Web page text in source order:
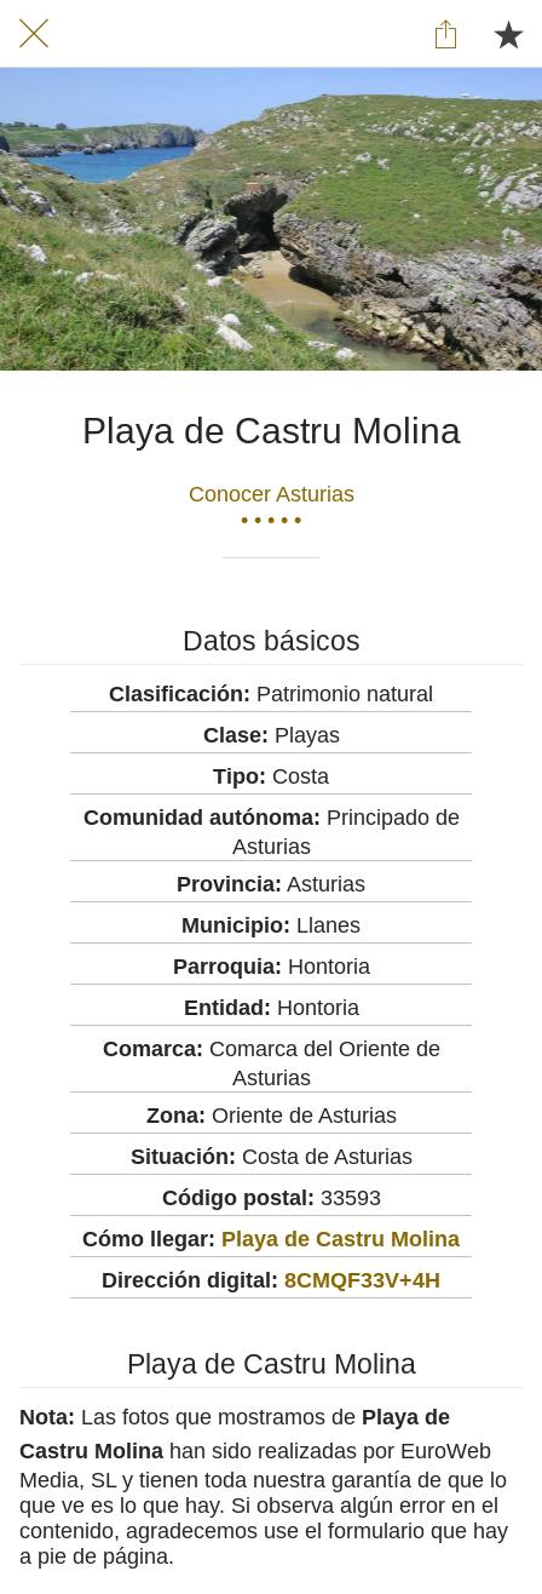
Playa de Castru Molina
Conocer Asturias
• • • • •
Datos básicos
Clasificación: Patrimonio natural
Clase: Playas
Tipo: Costa
Comunidad autónoma: Principado de
Asturias
Provincia: Asturias
Municipio: Llanes
Parroquia: Hontoria
Entidad: Hontoria
Comarca: Comarca del Oriente de
Asturias
Zona: Oriente de Asturias
Situación: Costa de Asturias
Código postal: 33593
Cómo llegar: Playa de Castru Molina
Dirección digital: 8CMQF33V+4H
Playa de Castru Molina
Nota: Las fotos que mostramos de Playa de
Castru Molina han sido realizadas por EuroWeb
Media, SL y tienen toda nuestra garantía de que lo
que ve es lo que hay. Si observa algún error en el
contenido, agradecemos use el formulario que hay
a pie de página.